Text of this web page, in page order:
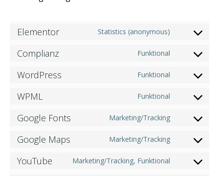
Elementor Statistics (anonymous)
Complianz Funktional
WordPress Funktional
WPML Funktional
Google Fonts Marketing/Tracking
Google Maps Marketing/Tracking
YouTube Marketing/Tracking, Funktional